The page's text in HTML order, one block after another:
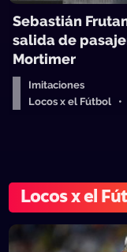
Sebastián
salida de
Mortimer
Imitaciones
Locos x el Fútbol
Locos x el